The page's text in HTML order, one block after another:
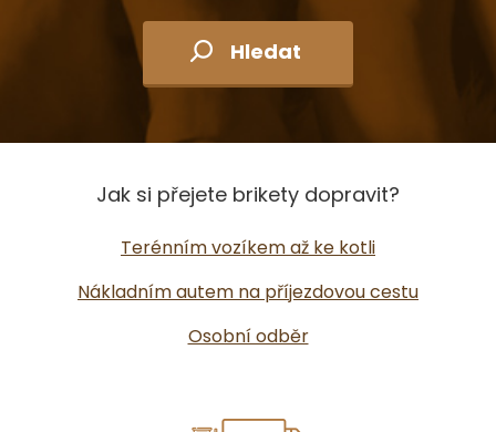
Hledat
Jak si přejete brikety dopravit?
Terénním vozíkem až ke kotli
Nákladním autem na příjezdovou cestu
Osobní odběr